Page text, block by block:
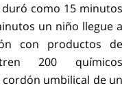
como 15 minutos
un niño llegue a
con productos de
200 químicos
umbilical de un